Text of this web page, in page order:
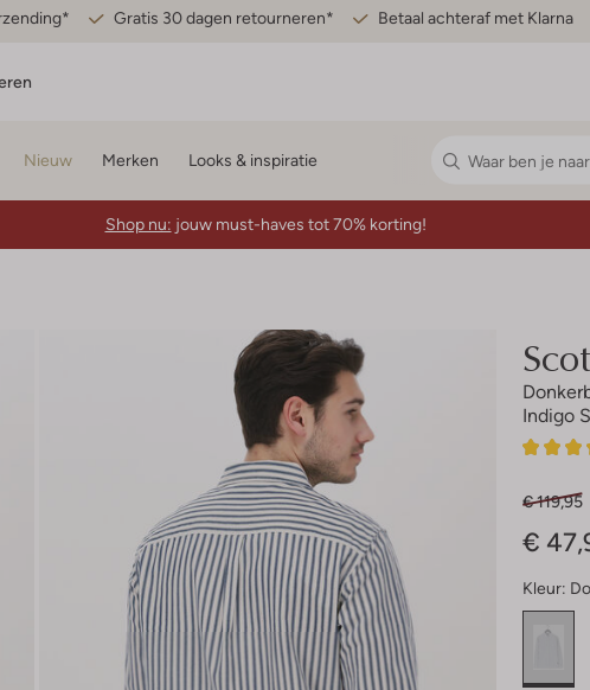
Gratis 30 dagen retourneren* Betaal achteraf met Klarna
Nieuw Merken Looks & inspiratie
Shop nu: jouw must-haves tot 70% korting!
Indigo
1
5
€ 119,95
€
Kleur: